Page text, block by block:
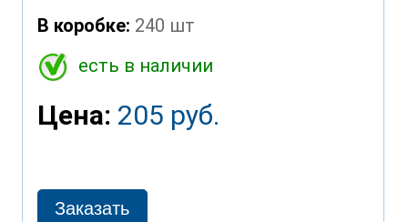
В коробке: 240 шт
есть в наличии
Цена: 205 руб.